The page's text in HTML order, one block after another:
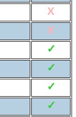
X
X
✓
✓
✓
✓